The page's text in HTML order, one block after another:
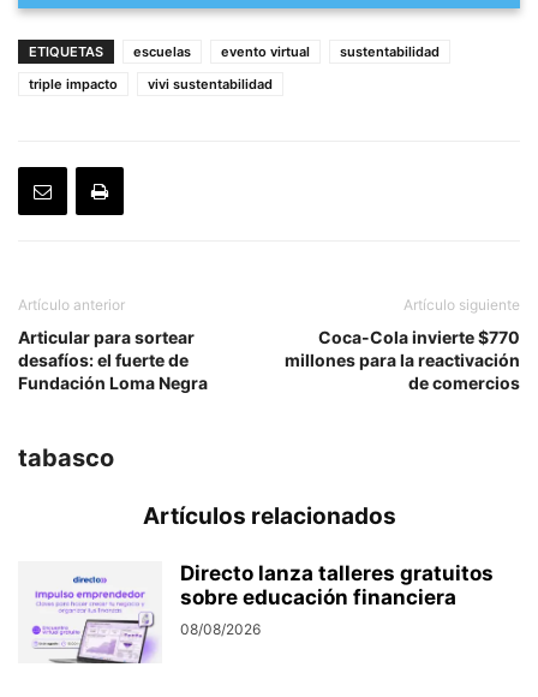
ETIQUETAS escuelas evento virtual
sustentabilidad
triple impacto
vivi sustentabilidad
Artículo anterior
Articular para sortear
desafíos: el fuerte de
Fundación Loma Negra
Artículo siguiente
Coca-Cola invierte $770
millones para la reactivación
de comercios
tabasco
Artículos relacionados
Directo lanza talleres gratuitos
sobre educación financiera
08/08/2026